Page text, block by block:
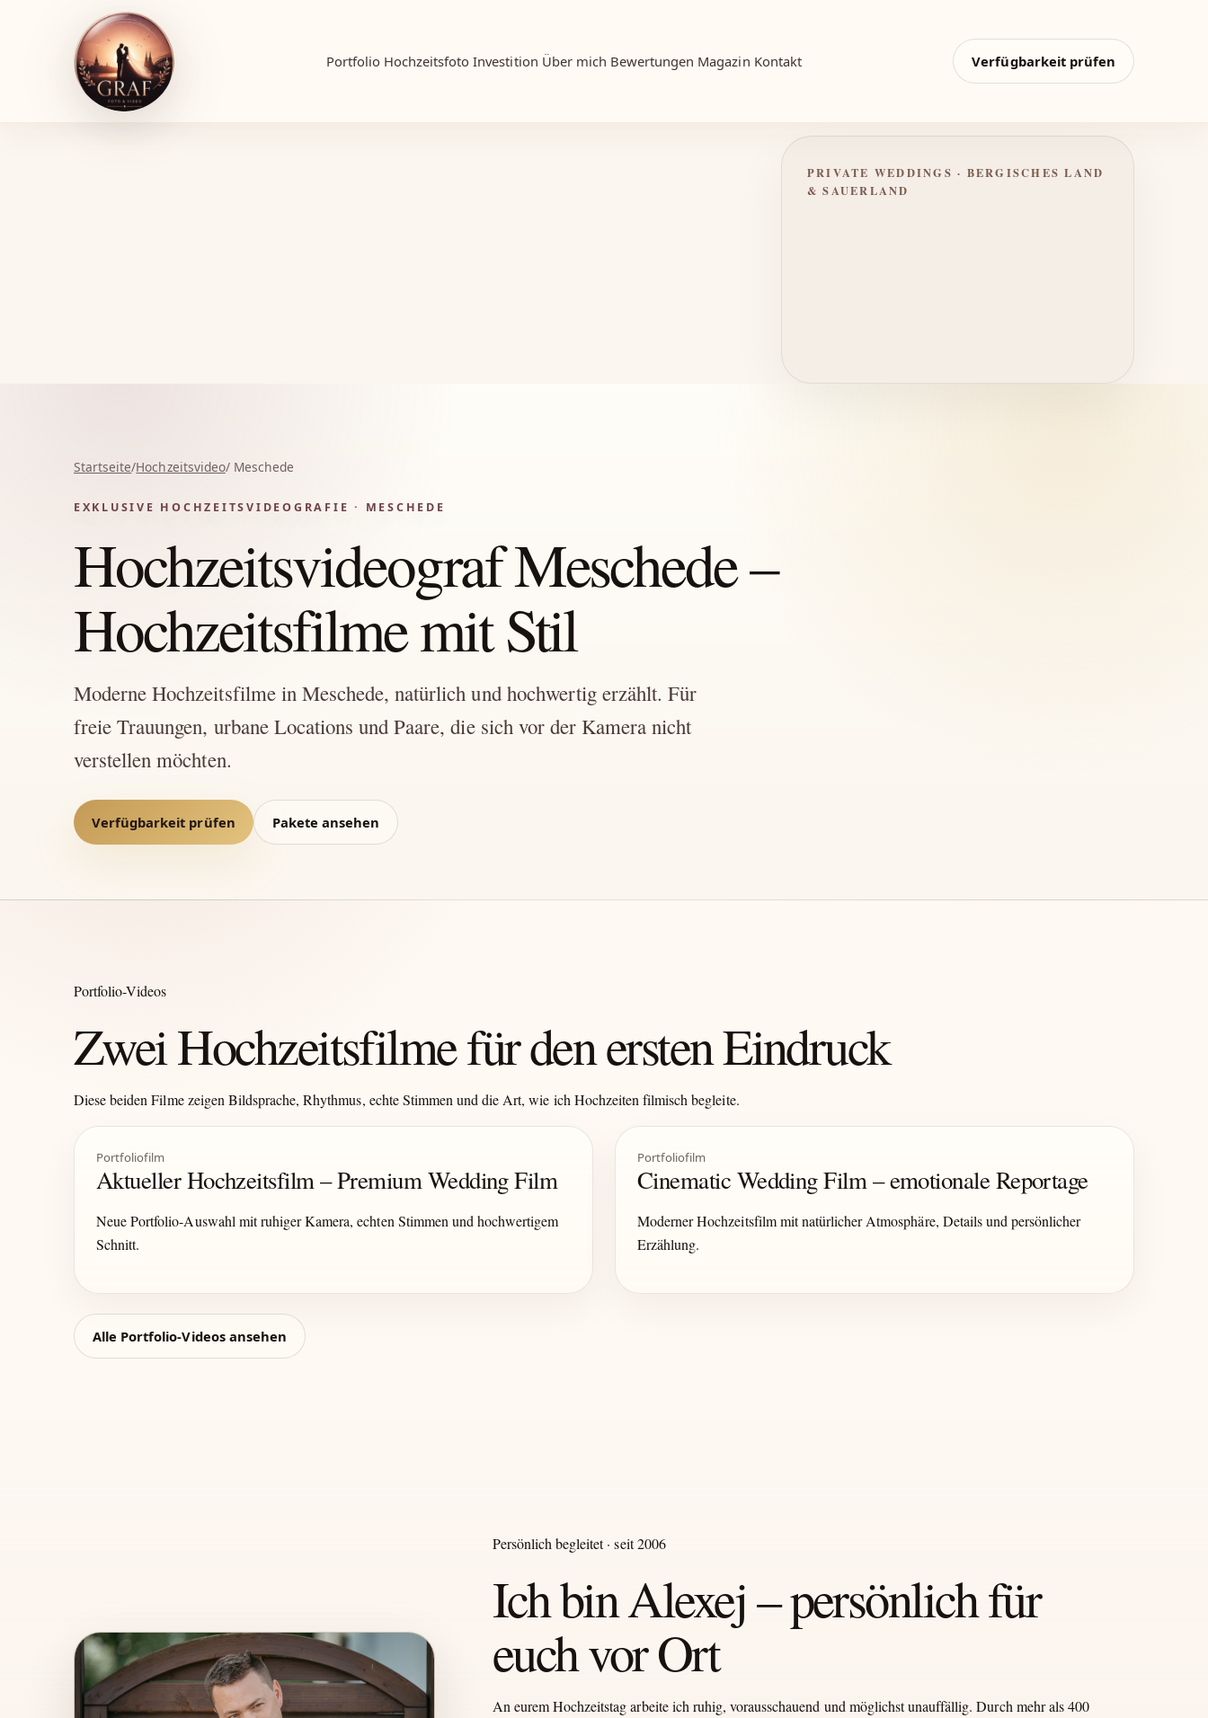
Portfolio Hochzeitsfoto Investition Über mich Bewertungen Magazin Kontakt Verfügbarkeit prüfen
PRIVATE WEDDINGS · BERGISCHES LAND
& SAUERLAND
Startseite/Hochzeitsvideo/ Meschede
EXKLUSIVE HOCHZEITSVIDEOGRAFIE · MESCHEDE
Hochzeitsvideograf Meschede –
Hochzeitsfilme mit Stil
Moderne Hochzeitsfilme in Meschede, natürlich und hochwertig erzählt. Für
freie Trauungen, urbane Locations und Paare, die sich vor der Kamera nicht
verstellen möchten.
Verfügbarkeit prüfen Pakete ansehen
Portfolio-Videos
Zwei Hochzeitsfilme für den ersten Eindruck
Diese beiden Filme zeigen Bildsprache, Rhythmus, echte Stimmen und die Art, wie ich Hochzeiten filmisch begleite.
Portfoliofilm
Aktueller Hochzeitsfilm – Premium Wedding Film
Neue Portfolio-Auswahl mit ruhiger Kamera, echten Stimmen und hochwertigem
Schnitt.
Portfoliofilm
Cinematic Wedding Film – emotionale Reportage
Moderner Hochzeitsfilm mit natürlicher Atmosphäre, Details und persönlicher
Erzählung.
Alle Portfolio-Videos ansehen
Persönlich begleitet · seit 2006
Ich bin Alexej – persönlich für
euch vor Ort
An eurem Hochzeitstag arbeite ich ruhig, vorausschauend und möglichst unauffällig. Durch mehr als 400